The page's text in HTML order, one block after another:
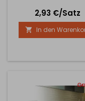
geklebt ist. Der
besteht darin, dass
und Neigung auch
dem Aufhängen
präzise Ebene zu
Inbusschraube
und das
Preis
2,93 €/Satz
 In den